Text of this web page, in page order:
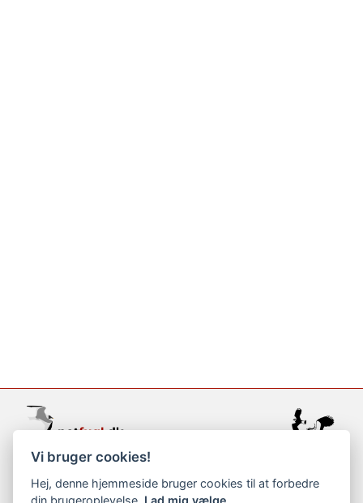
support@netfugl.dk
Vi bruger cookies!
Hej, denne hjemmeside bruger cookies til at forbedre
din brugeroplevelse. Lad mig vælge